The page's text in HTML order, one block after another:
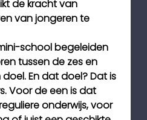
de kracht van
van jongeren te
school begeleiden
tussen de zes en
En dat doel? Dat is
Voor de een is dat
onderwijs, voor